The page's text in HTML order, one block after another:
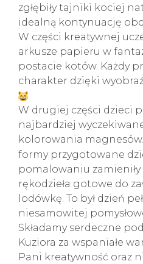
zgłębiły tajniki kociej
idealną kontynuację
W części kreatywnej
arkusze papieru w
postacie kotów. Każdy
charakter dzięki
W drugiej części dzieci
najbardziej
kolorowania magnesów.
formy przygotowane
pomalowaniu
rękodzieła gotowe do
lodówkę. To był dzień
niesamowitej
Składamy serdeczne
Kuziora za wspaniałe
Pani kreatywność oraz